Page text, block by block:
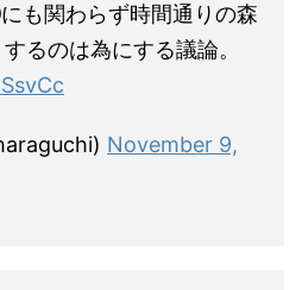
も関わらず時間通りの森
るのは為にする議論。
November 9,